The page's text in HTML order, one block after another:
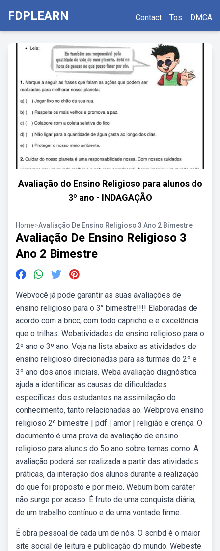
FDPLEARN Contact Tos DMCA
Avaliação do Ensino Religioso para alunos do
3º ano - INDAGAÇÃO
Home>Avaliação De Ensino Religioso 3 Ano 2 Bimestre
Avaliação De Ensino Religioso 3
Ano 2 Bimestre
Webvocê já pode garantir as suas avaliações de
ensino religioso para o 3° bimestre!!!! Elaboradas de
acordo com a bncc, com todo capricho e e excelência
que o trilhas. Webatividades de ensino religioso para o
2º ano e 3º ano. Veja na lista abaixo as atividades de
ensino religioso direcionadas para as turmas do 2º e
3º ano dos anos iniciais. Weba avaliação diagnóstica
ajuda a identificar as causas de dificuldades
específicas dos estudantes na assimilação do
conhecimento, tanto relacionadas ao. Webprova ensino
religioso 2º bimestre | pdf | amor | religião e crença. O
documento é uma prova de avaliação de ensino
religioso para alunos do 5o ano sobre temas como. A
avaliação poderá ser realizada a partir das atividades
práticas, da interação dos alunos durante a realização
do que foi proposto e por meio. Webum bom caráter
não surge por acaso. É fruto de uma conquista diária,
de um trabalho contínuo e de uma vontade firme.
É obra pessoal de cada um de nós. O scribd é o maior
site social de leitura e publicação do mundo. Webeste